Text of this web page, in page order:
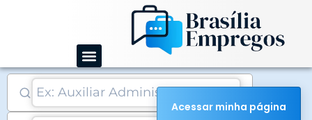
conteúdo
Acessar minha página